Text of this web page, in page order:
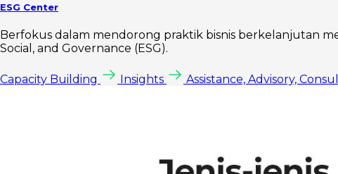
ESG Center
Berfokus dalam mendorong praktik bisnis berkelanjutan
Social, and Governance (ESG).
Capacity Building Insights Assistance, Advisory,